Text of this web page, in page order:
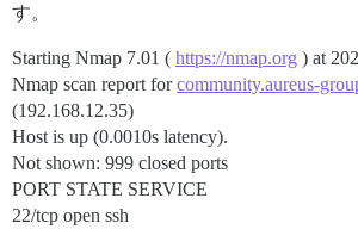
す。
Starting Nmap 7.01 ( https://nmap.org ) at
Nmap scan report forcommunity.aureus-
(192.168.12.35)
Host is up (0.0010s latency).
Not shown: 999 closed ports
PORT STATE SERVICE
22/tcp open ssh